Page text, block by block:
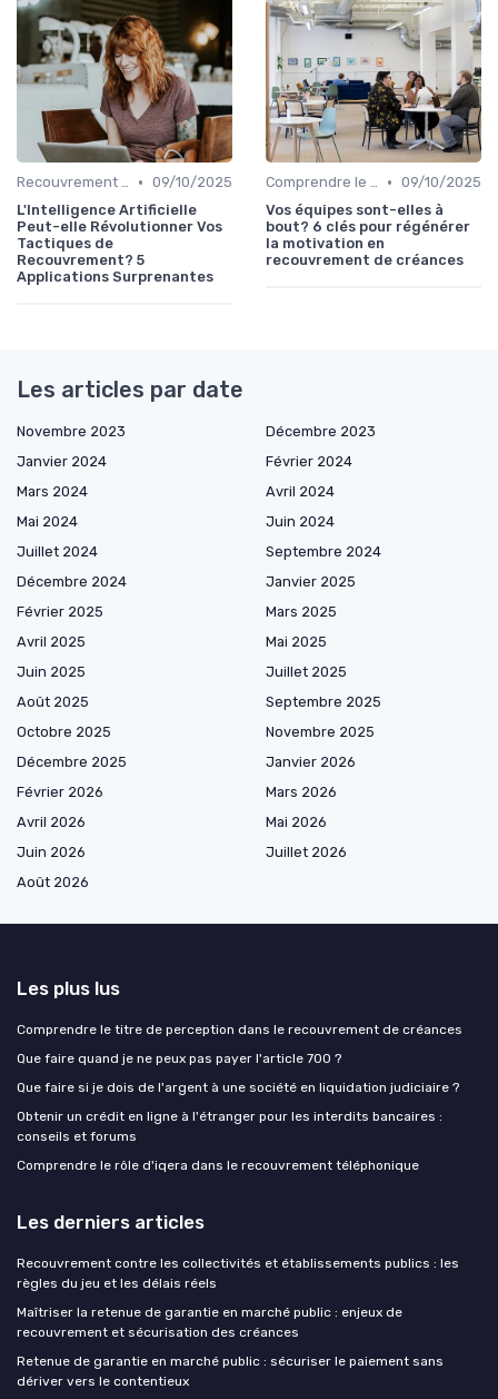
Recouvrement et Intelligence Artificielle • 09/10/2025
L'Intelligence Artificielle
Peut-elle Révolutionner Vos
Tactiques de
Recouvrement? 5
Applications Surprenantes
Comprendre le Recouvrement de Créances • 09/10/2025
Vos équipes sont-elles à
bout? 6 clés pour régénérer
la motivation en
recouvrement de créances
Les articles par date
Novembre 2023
Décembre 2023
Janvier 2024
Février 2024
Mars 2024
Avril 2024
Mai 2024
Juin 2024
Juillet 2024
Septembre 2024
Décembre 2024
Janvier 2025
Février 2025
Mars 2025
Avril 2025
Mai 2025
Juin 2025
Juillet 2025
Août 2025
Septembre 2025
Octobre 2025
Novembre 2025
Décembre 2025
Janvier 2026
Février 2026
Mars 2026
Avril 2026
Mai 2026
Juin 2026
Juillet 2026
Août 2026
Les plus lus
Comprendre le titre de perception dans le recouvrement de créances
Que faire quand je ne peux pas payer l'article 700 ?
Que faire si je dois de l'argent à une société en liquidation judiciaire ?
Obtenir un crédit en ligne à l'étranger pour les interdits bancaires :
conseils et forums
Comprendre le rôle d'iqera dans le recouvrement téléphonique
Les derniers articles
Recouvrement contre les collectivités et établissements publics : les
règles du jeu et les délais réels
Maîtriser la retenue de garantie en marché public : enjeux de
recouvrement et sécurisation des créances
Retenue de garantie en marché public : sécuriser le paiement sans
dériver vers le contentieux